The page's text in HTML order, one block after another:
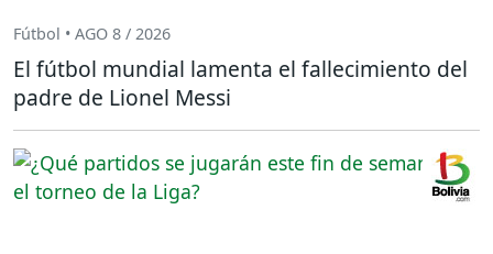
Fútbol • AGO 8 / 2026
El fútbol mundial lamenta el fallecimiento del
padre de Lionel Messi